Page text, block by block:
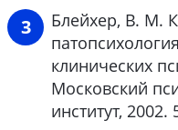
Блейхер, В. М.
клинических
Московский
институт, 2002.